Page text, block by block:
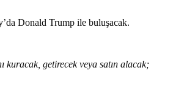
Donald Trump ile buluşacak.
kuracak, getirecek veya satın alacak;